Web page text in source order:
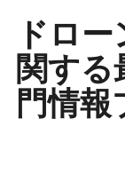
ドロ
関する
門情報